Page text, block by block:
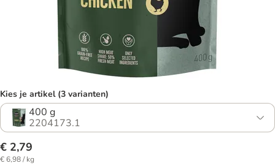
Kies je artikel (3 varianten)
400 g
2204173.1
€ 2,79
€ 6,98 / kg